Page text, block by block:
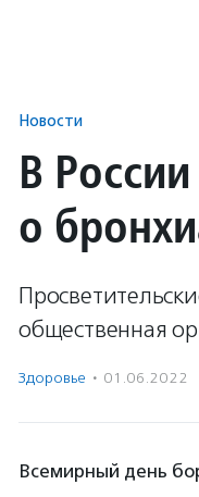
Новости
В
о
общественная
Здоровье · 01.06.2022
Всемирный день